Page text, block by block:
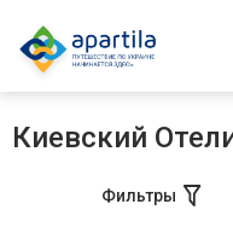
Киевский
Фильтры